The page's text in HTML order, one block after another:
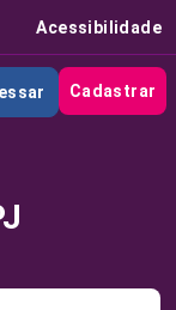
Acessibilidade
Cadastrar